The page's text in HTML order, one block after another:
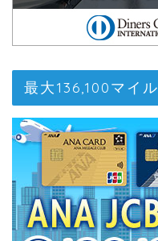
最大136,100マイ